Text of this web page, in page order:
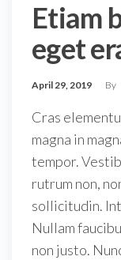
Etiam
eget
April 29, 2019 By
Cras
magna in
tempor.
rutrum non,
sollicitudin.
Nullam
non justo.